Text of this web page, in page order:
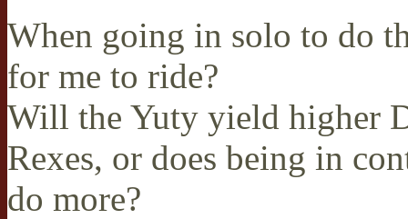
When going in solo to do
for me to ride?
Will the Yuty yield higher
Rexes, or does being in
do more?